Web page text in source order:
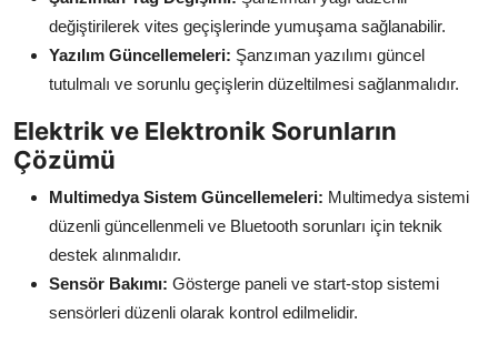
değiştirilerek vites geçişlerinde yumuşama sağlanabilir.
Yazılım Güncellemeleri: Şanzıman yazılımı güncel
tutulmalı ve sorunlu geçişlerin düzeltilmesi sağlanmalıdır.
Elektrik ve Elektronik Sorunların
Çözümü
Multimedya Sistem Güncellemeleri: Multimedya sistemi
düzenli güncellenmeli ve Bluetooth sorunları için teknik
destek alınmalıdır.
Sensör Bakımı: Gösterge paneli ve start-stop sistemi
sensörleri düzenli olarak kontrol edilmelidir.